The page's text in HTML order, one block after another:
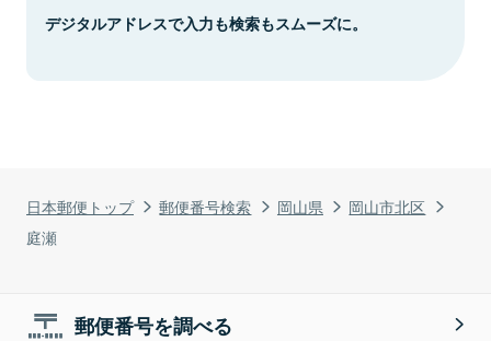
日本郵便トップ 郵便番号検索 岡山県
岡山市北区
庭瀬
デジタルアドレスで入力も検索もスムーズに。
郵便番号を調べる